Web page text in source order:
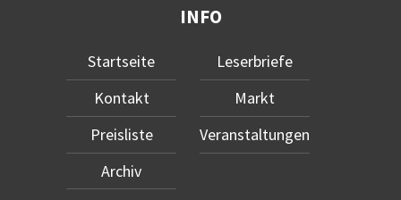
INFO
Startseite
Kontakt
Preisliste
Archiv
Leserbriefe
Markt
Veranstaltungen